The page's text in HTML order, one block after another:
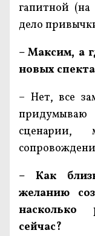
гапитной
дело
– Максим, а
новых
– Нет, все
сценарии,
– Как
желанию
насколько
сейчас?